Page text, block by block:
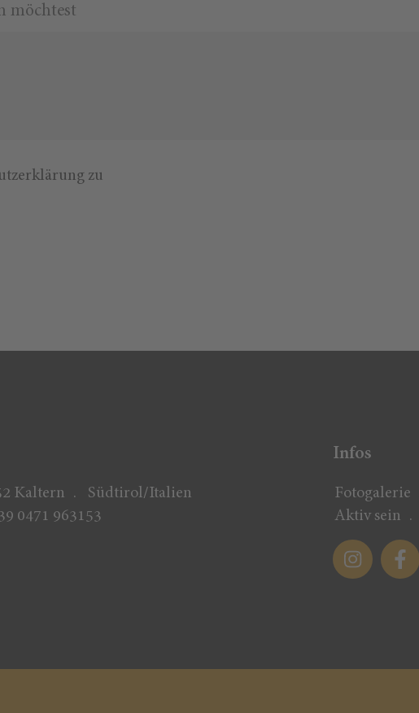
möchtest
zu
Kaltern
Südtirol/Italien
0471 963153
Infos
Fotogalerie
Aktiv sein